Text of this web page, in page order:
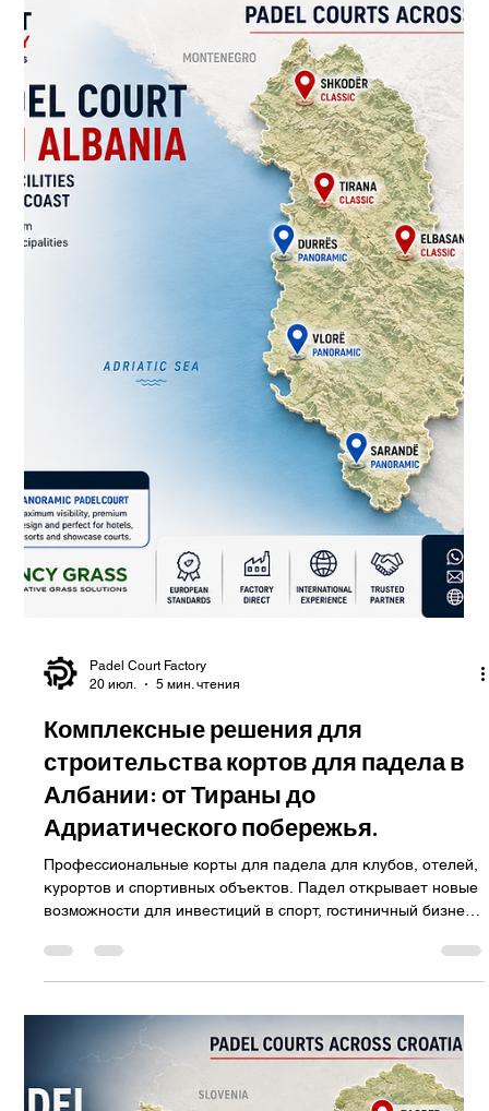
Padel Court Factory
26 июл.
3 мин. чтения
Комплексные решения для
строительства кортов для падела в
Черногории.
роскошных курортов. Черногория становится одним из
самых привлекательных направлений в Адриатическом
премиум-класса. Благодаря роскошным яхтенным
пристаням, пятизвездочным курортам,
многофункциональным комплексам и растущему вниманию
к оздоровительному туризму, падель становится